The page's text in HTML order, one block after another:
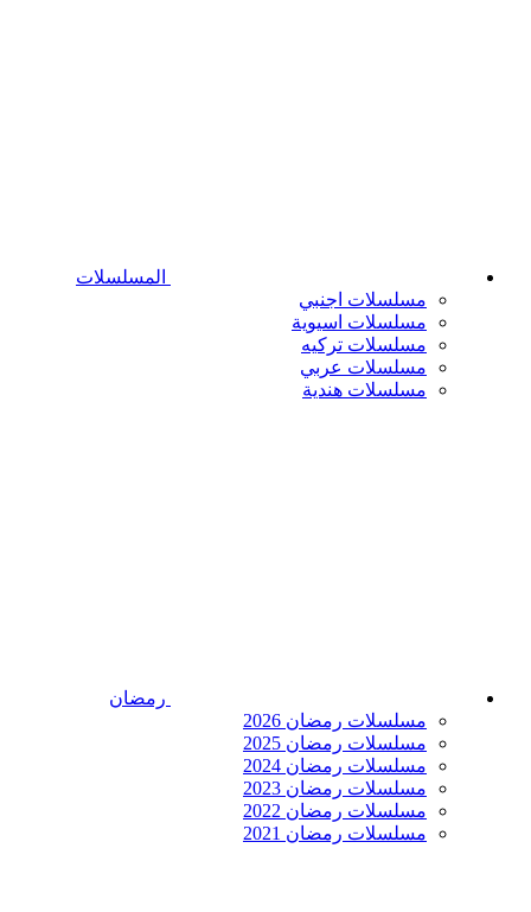
المسلسلات
مسلسلات اجنبي
مسلسلات اسيوية
مسلسلات تركيه
مسلسلات عربي
مسلسلات هندية
رمضان
مسلسلات رمضان 2026
مسلسلات رمضان 2025
مسلسلات رمضان 2024
مسلسلات رمضان 2023
مسلسلات رمضان 2022
مسلسلات رمضان 2021